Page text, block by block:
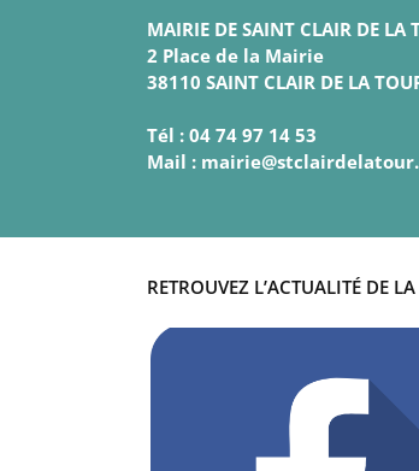
MAIRIE DE SAINT CLAIR DE LA
2 Place de la Mairie
38110 SAINT CLAIR DE LA
Tél : 04 74 97 14 53
Mail :
RETROUVEZ L’ACTUALITÉ DE